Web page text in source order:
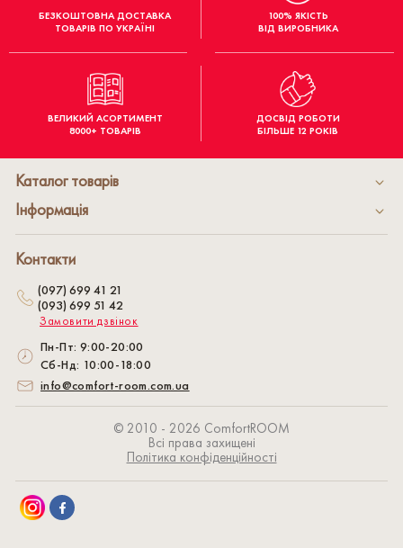
БЕЗКОШТОВНА ДОСТАВКА
ТОВАРІВ ПО УКРАЇНІ
100% ЯКІСТЬ
ВІД ВИРОБНИКА
ВЕЛИКИЙ АСОРТИМЕНТ
8000+ ТОВАРІВ
ДОСВІД РОБОТИ
БІЛЬШЕ 12 РОКІВ
© 2010 - 2026 СomfortROOM
Всі права захищені
Політика конфіденційності
Каталог товарів
Інформація
Контакти
(097) 699 41 21
(093) 699 51 42
Замовити дзвінок
Пн-Пт: 9:00-20:00
Сб-Нд: 10:00-18:00
info@comfort-room.com.ua